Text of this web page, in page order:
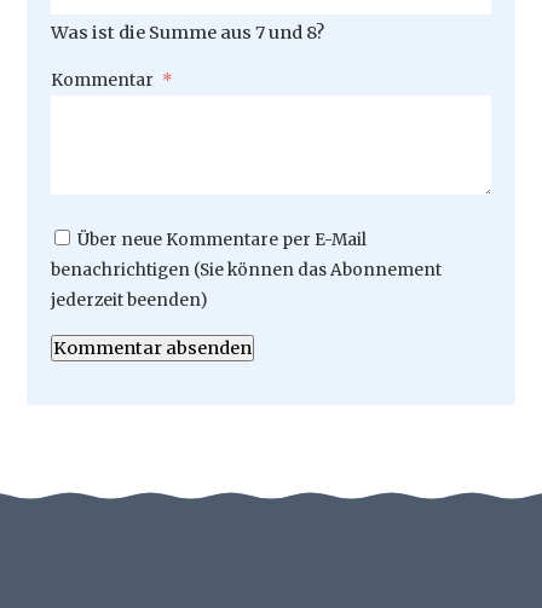
Was ist die Summe aus 7 und 8?
Pflichtfeld
Kommentar *
Über neue Kommentare per E-Mail
benachrichtigen (Sie können das Abonnement
jederzeit beenden)
Kommentar absenden